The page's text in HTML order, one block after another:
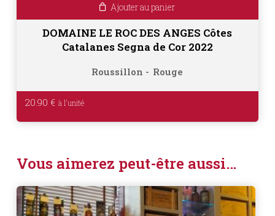
Ajouter au panier
DOMAINE LE ROC DES ANGES Côtes
Catalanes Segna de Cor 2022
Roussillon Rouge
20.90 €
Vous aimerez peut-être aussi…